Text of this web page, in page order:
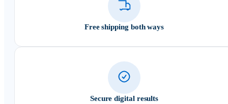
Free shipping both ways
Secure digital results